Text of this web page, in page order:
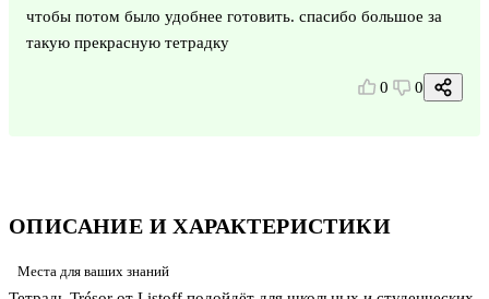
ОПИСАНИЕ И ХАРАКТЕРИСТИКИ
Места для ваших знаний
чтобы потом было удобнее готовить. спасибо большое за
такую прекрасную тетрадку
0 0